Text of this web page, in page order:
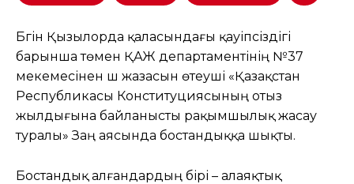
Бүгін Қызылорда қаласындағы қауіпсіздігі
барынша төмен ҚАЖ департаментінің №37
мекемесінен үш жазасын өтеуші «Қазақстан
Республикасы Конституциясының отыз
жылдығына байланысты рақымшылық жасау
туралы» Заң аясында бостандыққа шықты.
Бостандық алғандардың бірі – алаяқтық